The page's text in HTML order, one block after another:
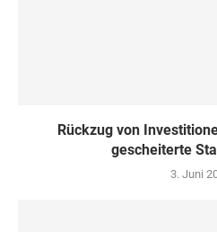
Rückzug von
gescheiterte
3. Juni